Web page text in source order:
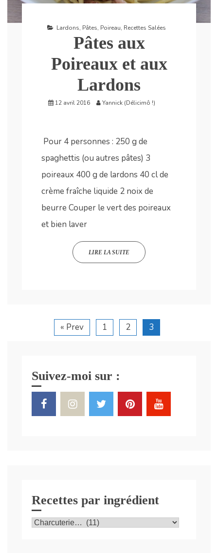
Lardons, Pâtes, Poireau, Recettes Salées
Pâtes aux
Poireaux et aux
Lardons
12 avril 2016 Yannick (Délicimô !)
Pour 4 personnes : 250 g de
spaghettis (ou autres pâtes) 3
poireaux 400 g de lardons 40 cl de
crème fraîche liquide 2 noix de
beurre Couper le vert des poireaux
et bien laver
LIRE LA SUITE
« Prev 1 2 3
Suivez-moi sur :
Recettes par ingrédient
Recettes